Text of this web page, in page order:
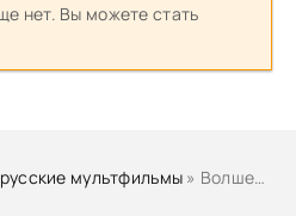
нет. Вы можете стать
русские мультфильмы » Волшебное кольцо